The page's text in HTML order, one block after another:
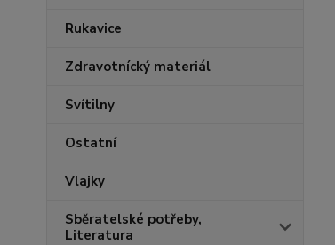
Rukavice
Zdravotnícký materiál
Svítilny
Ostatní
Vlajky
Sběratelské potřeby,
Literatura